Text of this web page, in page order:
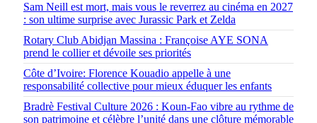
Sam Neill est mort, mais vous le reverrez au cinéma en 2027
: son ultime surprise avec Jurassic Park et Zelda
Rotary Club Abidjan Massina : Françoise AYE SONA
prend le collier et dévoile ses priorités
Côte d’Ivoire: Florence Kouadio appelle à une
responsabilité collective pour mieux éduquer les enfants
Bradrè Festival Culture 2026 : Koun-Fao vibre au rythme de
son patrimoine et célèbre l’unité dans une clôture mémorable